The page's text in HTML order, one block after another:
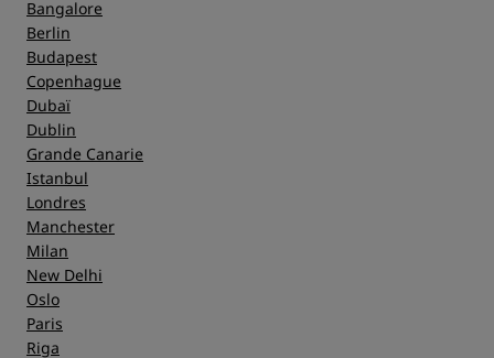
Bangalore
Berlin
Budapest
Copenhague
Dubaï
Dublin
Grande Canarie
Istanbul
Londres
Manchester
Milan
New Delhi
Oslo
Paris
Riga